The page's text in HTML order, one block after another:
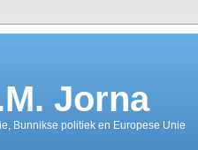
Jorna
Bunnikse politiek en Europese Unie